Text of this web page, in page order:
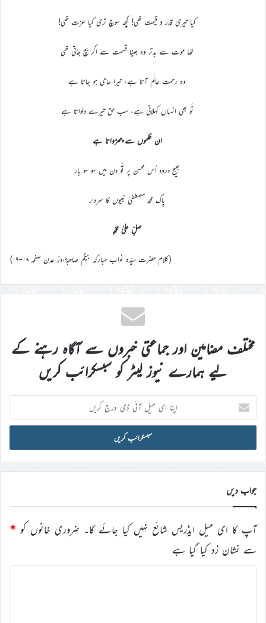
کیا تیری قدر و قیمت تھی! کچھ سوچ تری کیا عزت تھی!
تھا موت سے بدتر وہ جینا قسمت سے اگر بچ جاتی تھی
وہ رحمتِ عالَم آتا ہے، تیرا حامی ہو جاتا ہے
تُو بھی انساں کہلاتی ہے، سب حق تیرے دلواتا ہے
ان ظلموں سے چھڑواتا ہے
بھیج درود اُس محسن پر تُو دن میں سو سو بار
پاک محمد مصطفیٰ نبیوں کا سردار
صلِّ علیٰ محمَّدٍ
(کلام حضرت سیّدہ نواب مبارکہ بیگم صاحبہؓ،درّ عدن صفحہ ۱۸-۱۹)
مختلف مضامین اور جماعتی خبروں سے آگاہ رہنے کے
لیے ہمارے نیوز لیٹر کو سبسکرائب کریں
اپنا
ای
میل
ڈی
درج
کریں
جواب دیں
آپ کا ای میل ایڈریس شائع نہیں کیا جائے گا۔ ضروری خانوں کو *
سے نشان زد کیا گیا ہے